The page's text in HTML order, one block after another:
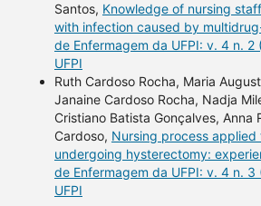
Santos, Knowledge of nursing
with infection caused by
de Enfermagem da UFPI: v. 4 n. 2
UFPI
Ruth Cardoso Rocha, Maria
Janaine Cardoso Rocha, Nadja
Cristiano Batista Gonçalves, Anna
Cardoso, Nursing process
undergoing hysterectomy:
de Enfermagem da UFPI: v. 4 n. 3
UFPI